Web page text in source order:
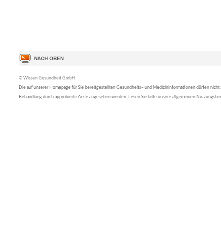
© Wissen Gesundheit GmbH
Die auf unserer Homepage für Sie bereitgestellten Gesundheits– und Medizininformationen dürfen nicht
Behandlung durch approbierte Ärzte angesehen werden. Lesen Sie bitte unsere allgemeinen